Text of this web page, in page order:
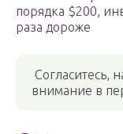
порядка $200,
раза дороже
Согласитесь,
внимание в